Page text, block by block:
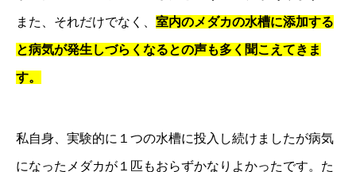
また、それだけでなく、 室内のメダカの水槽に添加する
と病気が発生しづらくなるとの声も多く聞こえてきま
す。
私自身、実験的に１つの水槽に投入し続けましたが病気
になったメダカが１匹もおらずかなりよかったです。た